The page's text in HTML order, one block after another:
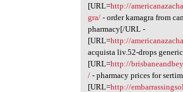
[URL=http://
gra/- order kamagra from
pharmacy[/URL -
[URL=http://
acquista liv.52-drops
[URL=http://
/- pharmacy prices for
[URL=http://